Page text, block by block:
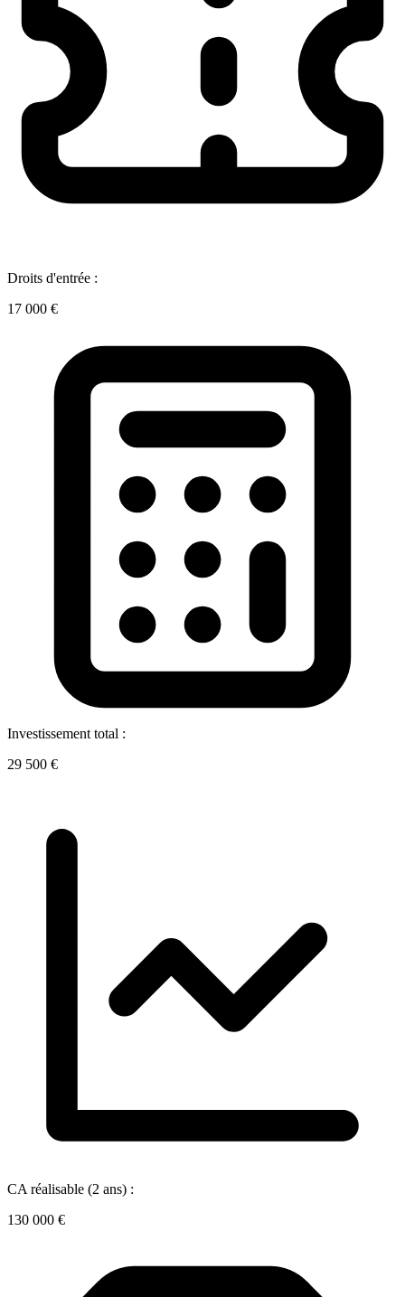
Droits d'entrée :
17 000 €
Investissement total :
29 500 €
CA réalisable (2 ans) :
130 000 €